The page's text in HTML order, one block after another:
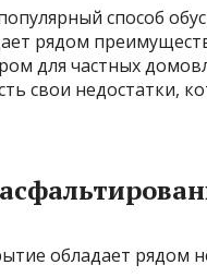
способ
рядом
для частных
свои недостатки,
обладает рядом